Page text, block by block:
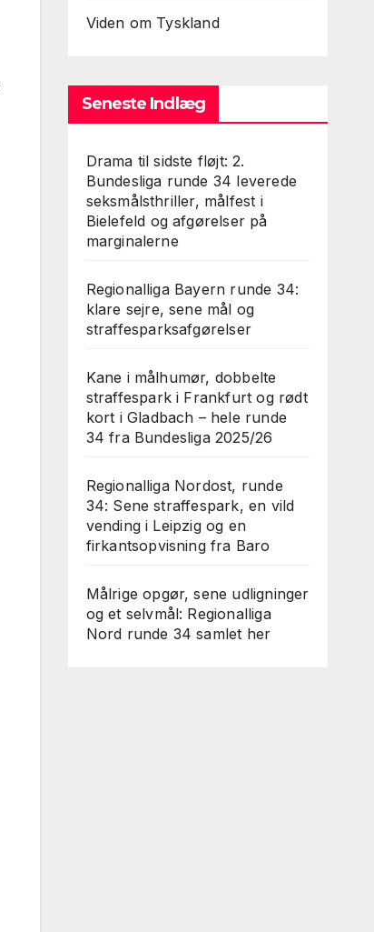
Viden om Tyskland
Seneste Indlæg
Drama til sidste fløjt: 2.
Bundesliga runde 34 leverede
seksmålsthriller, målfest i
Bielefeld og afgørelser på
marginalerne
Regionalliga Bayern runde 34:
klare sejre, sene mål og
straffesparksafgørelser
Kane i målhumør, dobbelte
straffespark i Frankfurt og rødt
kort i Gladbach – hele runde
34 fra Bundesliga 2025/26
Regionalliga Nordost, runde
34: Sene straffespark, en vild
vending i Leipzig og en
firkantsopvisning fra Baro
Målrige opgør, sene udligninger
og et selvmål: Regionalliga
Nord runde 34 samlet her